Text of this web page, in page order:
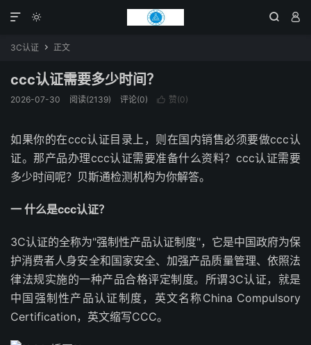
  

3C认证  正文
ccc认证需要多少时间？
2026-07-30 阅读(2139) 评论(0)  赞(0)
如果你的在ccc认证目录上，则在国内销售必须要做ccc认
证。那产品办理ccc认证需要准备什么资料？ccc认证需要
多少时间呢？贝斯通检测机构为你解答。
一 什么是ccc认证？
3C认证的全称为"强制性产品认证制度"，它是中国政府为保
护消费者人身安全和国家安全、加强产品质量管理、依照法
律法规实施的一种产品合格评定制度。所谓3C认证，就是
中国强制性产品认证制度，英文名称China Compulsory
Certification，英文缩写CCC。